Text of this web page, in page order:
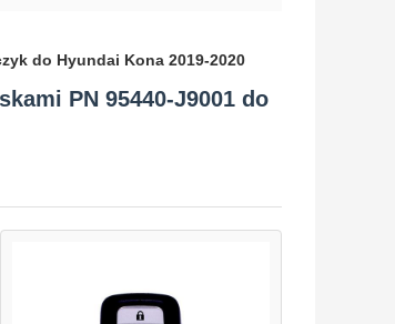
do Hyundai Kona 2019-2020
PN 95440-J9001 do